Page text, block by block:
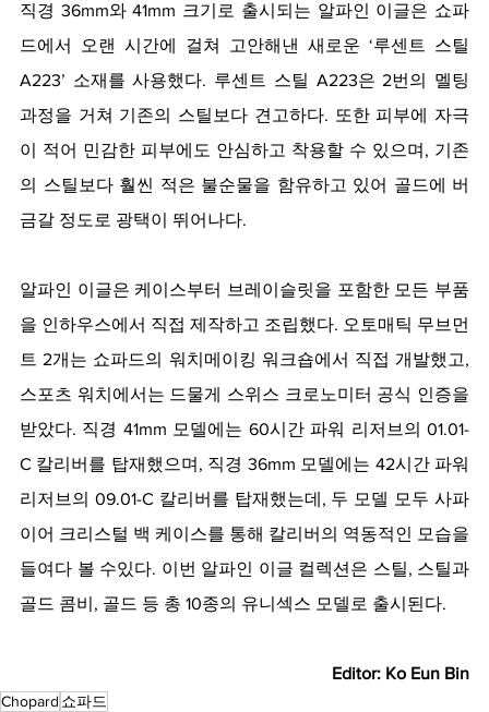
직경 36mm와 41mm 크기로 출시되는 알파인 이글은 쇼파
드에서 오랜 시간에 걸쳐 고안해낸 새로운 ‘루센트 스틸
A223’ 소재를 사용했다. 루센트 스틸 A223은 2번의 멜팅
과정을 거쳐 기존의 스틸보다 견고하다. 또한 피부에 자극
이 적어 민감한 피부에도 안심하고 착용할 수 있으며, 기존
의 스틸보다 훨씬 적은 불순물을 함유하고 있어 골드에 버
금갈 정도로 광택이 뛰어나다.
알파인 이글은 케이스부터 브레이슬릿을 포함한 모든 부품
을 인하우스에서 직접 제작하고 조립했다. 오토매틱 무브먼
트 2개는 쇼파드의 워치메이킹 워크숍에서 직접 개발했고,
스포츠 워치에서는 드물게 스위스 크로노미터 공식 인증을
받았다. 직경 41mm 모델에는 60시간 파워 리저브의 01.01-
C 칼리버를 탑재했으며, 직경 36mm 모델에는 42시간 파워
리저브의 09.01-C 칼리버를 탑재했는데, 두 모델 모두 사파
이어 크리스털 백 케이스를 통해 칼리버의 역동적인 모습을
들여다 볼 수있다. 이번 알파인 이글 컬렉션은 스틸, 스틸과
골드 콤비, 골드 등 총 10종의 유니섹스 모델로 출시된다.
Editor: Ko Eun Bin
Chopard 쇼파드